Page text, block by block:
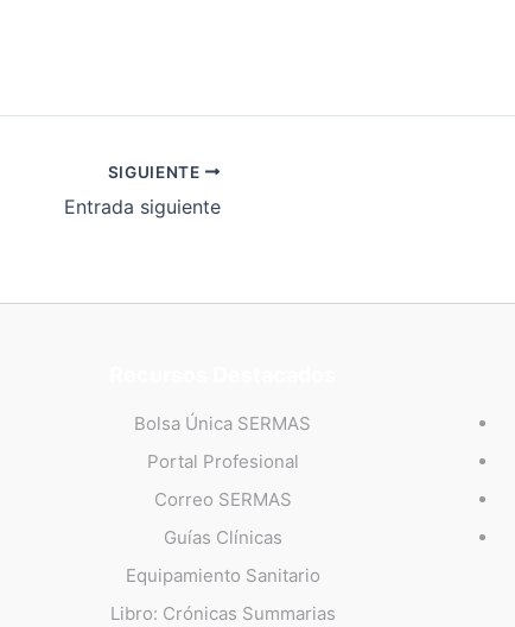
SIGUIENTE
Entrada siguiente
Bolsa Única SERMAS
Portal Profesional
Correo SERMAS
Guías Clínicas
Equipamiento Sanitario
Libro: Crónicas Summarias